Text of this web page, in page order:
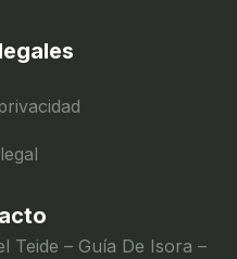
Teide – Guía De Isora –